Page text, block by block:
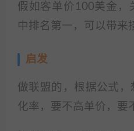
假如客单价100美金，
中排名第一，可以带来
启发
做联盟的，根据公式
化率，要不高单价，要